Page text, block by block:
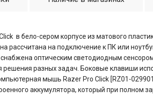
в бело-сером корпусе из матового
рассчитана на подключение к ПК или
оптическим светодиодным
разных задач. Боковые клавиши
мышь Razer Pro Click [RZ01-
аккумулятора, который при полном